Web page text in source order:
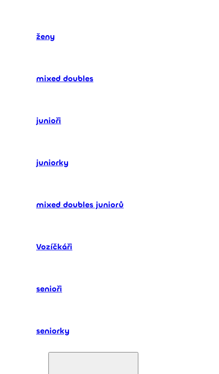
ženy
mixed doubles
junioři
juniorky
mixed doubles juniorů
Vozíčkáři
senioři
seniorky